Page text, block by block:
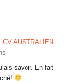
CV AUSTRALIEN
savoir. En fait